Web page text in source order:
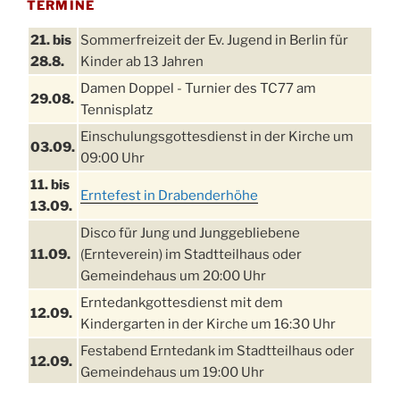
TERMINE
21. bis
28.8.
Sommerfreizeit der Ev. Jugend in Berlin für
Kinder ab 13 Jahren
29.08.
Damen Doppel - Turnier des TC77 am
Tennisplatz
03.09.
Einschulungsgottesdienst in der Kirche um
09:00 Uhr
11. bis
13.09.
Erntefest in Drabenderhöhe
11.09.
Disco für Jung und Junggebliebene
(Ernteverein) im Stadtteilhaus oder
Gemeindehaus um 20:00 Uhr
12.09.
Erntedankgottesdienst mit dem
Kindergarten in der Kirche um 16:30 Uhr
12.09.
Festabend Erntedank im Stadtteilhaus oder
Gemeindehaus um 19:00 Uhr